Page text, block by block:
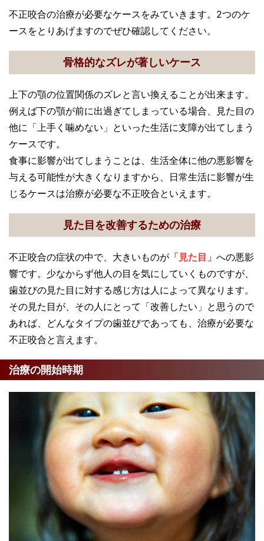
不正咬合の治療が必要なケースをみていきます。2つのケ
ースをとりあげますのでぜひ確認してください。
骨格的なズレが著しいケース
上下の顎の位置関係のズレと言い換えることが出来ます。
例えば下の顎が前に出過ぎてしまっている場合、見た目の
他に「上手く噛めない」といった生活に支障が出てしまう
ケースです。
食事に影響が出てしまうことは、生活全体に他の悪影響を
与える可能性が大きくなりますから、日常生活に影響が生
じるケースは治療が必要な不正咬合といえます。
見た目を改善するための治療
不正咬合の症状の中で、大きいものが 「見た目」 への悪影
響です。少なからず他人の目を気にしていくものですが、
歯並びの見た目に対する感じ方は人によって異なります。
その見た目が、その人にとって「改善したい」と思うので
あれば、どんなタイプの歯並びであっても、治療が必要な
不正咬合と言えます。
治療の開始時期